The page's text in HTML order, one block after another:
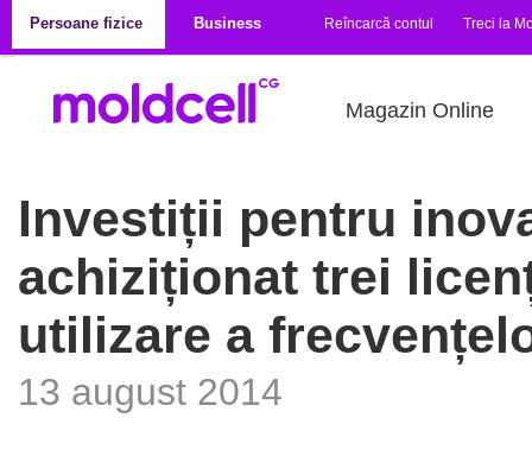
Persoane fizice
Business Reîncarcă contul Treci la
Magazin Online
Investiții pentru
achiziționat trei
utilizare a
13 august 2014